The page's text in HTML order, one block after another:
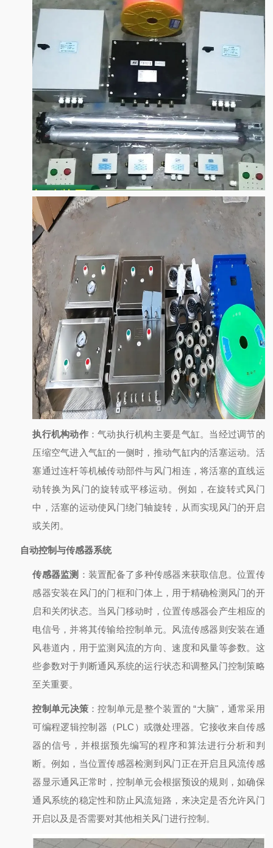
执行机构动作：气动执行机构主要是气缸。当经过调节的
压缩空气进入气缸的一侧时，推动气缸内的活塞运动。活
塞通过连杆等机械传动部件与风门相连，将活塞的直线运
动转换为风门的旋转或平移运动。例如，在旋转式风门
中，活塞的运动使风门绕门轴旋转，从而实现风门的开启
或关闭。
自动控制与传感器系统
传感器监测 ：装置配备了多种传感器来获取信息。位置传
感器安装在风门的门框和门体上，用于精确检测风门的开
启和关闭状态。当风门移动时，位置传感器会产生相应的
电信号，并将其传输给控制单元。风流传感器则安装在通
风巷道内，用于监测风流的方向、速度和风量等参数。这
些参数对于判断通风系统的运行状态和调整风门控制策略
至关重要。
控制单元决策 ：控制单元是整个装置的 “大脑"，通常采用
可编程逻辑控制器（PLC）或微处理器。它接收来自传感
器的信号，并根据预先编写的程序和算法进行分析和判
断。例如，当位置传感器检测到风门正在开启且风流传感
器显示通风正常时，控制单元会根据预设的规则，如确保
通风系统的稳定性和防止风流短路，来决定是否允许风门
开启以及是否需要对其他相关风门进行控制。